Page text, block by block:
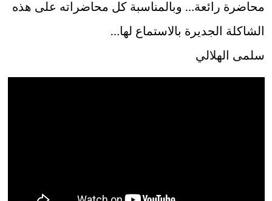
محاضرة رائعة… وبالمناسبة كل محاضراته على هذه
الشاكلة الجديرة بالاستماع لها…
سلمى الهلالي